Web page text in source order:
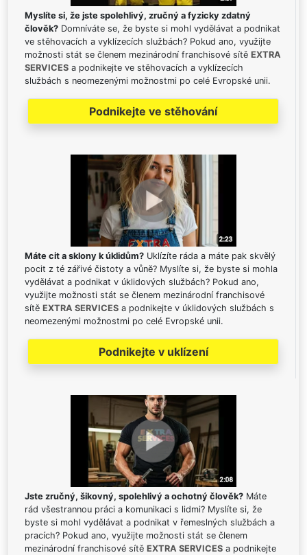
Myslíte si, že jste spolehlivý, zručný a fyzicky zdatný
člověk? Domníváte se, že byste si mohl vydělávat a podnikat
ve stěhovacích a vyklízecích službách? Pokud ano, využijte
možnosti stát se členem mezinárodní franchisové sítě EXTRA
SERVICES a podnikejte ve stěhovacích a vyklízecích
službách s neomezenými možnostmi po celé Evropské unii.
Podnikejte ve stěhování
Máte cit a sklony k úklidům? Uklízíte ráda a máte pak skvělý
pocit z té zářivé čistoty a vůně? Myslíte si, že byste si mohla
vydělávat a podnikat v úklidových službách? Pokud ano,
využijte možnosti stát se členem mezinárodní franchisové
sítě EXTRA SERVICES a podnikejte v úklidových službách s
neomezenými možnostmi po celé Evropské unii.
Podnikejte v uklízení
Jste zručný, šikovný, spolehlivý a ochotný člověk? Máte
rád všestrannou práci a komunikaci s lidmi? Myslíte si, že
byste si mohl vydělávat a podnikat v řemeslných službách a
pracích? Pokud ano, využijte možnosti stát se členem
mezinárodní franchisové sítě EXTRA SERVICES a podnikejte